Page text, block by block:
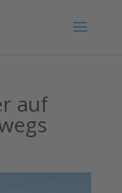
auf